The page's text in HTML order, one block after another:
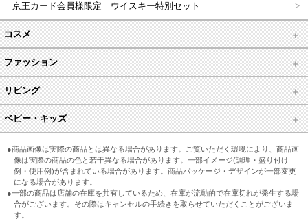
京王カード会員様限定 ウイスキー特別セット
コスメ
ファッション
リビング
ベビー・キッズ
●商品画像は実際の商品とは異なる場合があります。ご覧いただく環境により、商品画
像は実際の商品の色と若干異なる場合があります。一部イメージ(調理・盛り付け
例・使用例)が含まれている場合があります。商品パッケージ・デザインが一部変更
になる場合があります。
●一部の商品は店舗の在庫を共有しているため、在庫が流動的で在庫切れが発生する場
合がございます。その際はキャンセルの手続きを取らせていただくことがございま
す。